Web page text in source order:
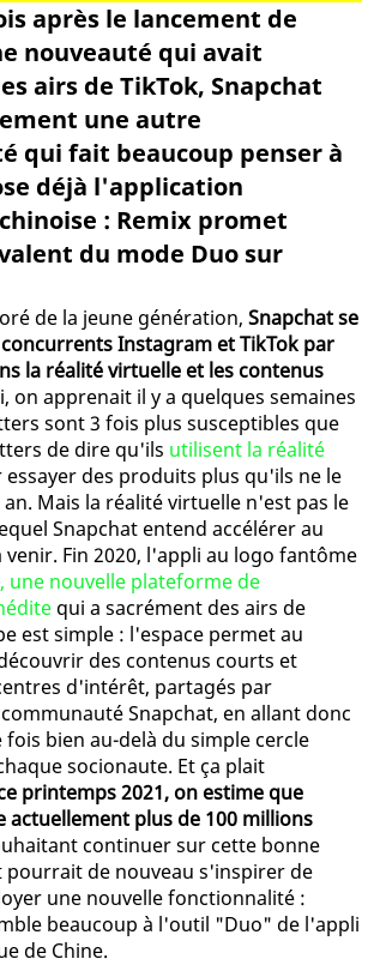
après le lancement de
nouveauté qui avait
airs de TikTok, Snapchat
une autre
qui fait beaucoup penser à
déjà l'application
: Remix promet
du mode Duo sur
de la jeune génération, Snapchat se
Instagram et TikTok par
la réalité virtuelle et les contenus
on apprenait il y a quelques semaines
sont 3 fois plus susceptibles que
de dire qu'ils utilisent la réalité
essayer des produits plus qu'ils ne le
Mais la réalité virtuelle n'est pas le
Snapchat entend accélérer au
venir. Fin 2020, l'appli au logo fantôme
une nouvelle plateforme de
qui a sacrément des airs de
est simple : l'espace permet au
des contenus courts et
d'intérêt, partagés par
Snapchat, en allant donc
bien au-delà du simple cercle
socionaute. Et ça plait
printemps 2021, on estime que
actuellement plus de 100 millions
continuer sur cette bonne
pourrait de nouveau s'inspirer de
une nouvelle fonctionnalité :
beaucoup à l'outil "Duo" de l'appli
de Chine.